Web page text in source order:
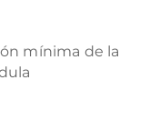
mínima de la